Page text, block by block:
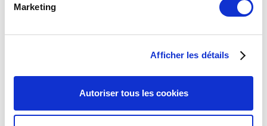
Marketing
Afficher les détails
Autoriser tous les cookies